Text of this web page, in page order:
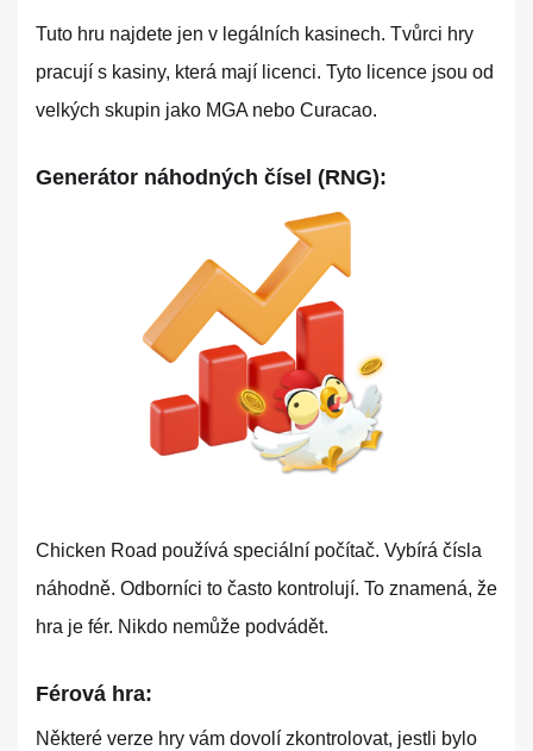
Tuto hru najdete jen v legálních kasinech. Tvůrci hry
pracují s kasiny, která mají licenci. Tyto licence jsou od
velkých skupin jako MGA nebo Curacao.
Generátor náhodných čísel (RNG):
Chicken Road používá speciální počítač. Vybírá čísla
náhodně. Odborníci to často kontrolují. To znamená, že
hra je fér. Nikdo nemůže podvádět.
Férová hra:
Některé verze hry vám dovolí zkontrolovat, jestli bylo